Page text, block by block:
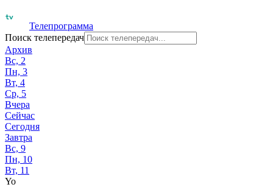
Телепрограмма
Поиск телепередач
Архив
Вс, 2
Пн, 3
Вт, 4
Ср, 5
Вчера
Сейчас
Сегодня
Завтра
Вс, 9
Пн, 10
Вт, 11
Yo